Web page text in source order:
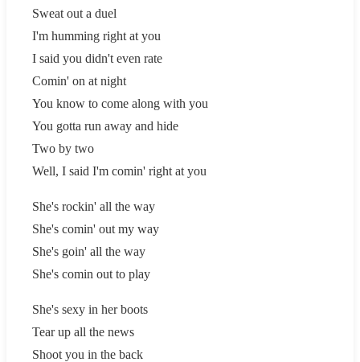
Sweat out a duel
I'm humming right at you
I said you didn't even rate
Comin' on at night
You know to come along with you
You gotta run away and hide
Two by two
Well, I said I'm comin' right at you
She's rockin' all the way
She's comin' out my way
She's goin' all the way
She's comin out to play
She's sexy in her boots
Tear up all the news
Shoot you in the back